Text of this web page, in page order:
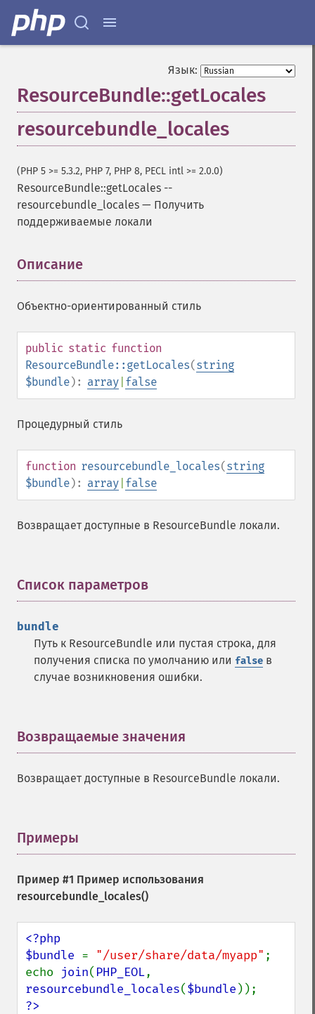
Язык:
ResourceBundle::getLocales
resourcebundle_locales
(PHP 5 >= 5.3.2, PHP 7, PHP 8, PECL intl >= 2.0.0)
ResourceBundle::getLocales --
resourcebundle_locales — Получить
поддерживаемые локали
Описание
Объектно-ориентированный стиль
public static function
ResourceBundle::getLocales(string
$bundle): array false
Процедурный стиль
function resourcebundle_locales(string
$bundle): array false
Возвращает доступные в ResourceBundle локали.
Список параметров
bundle
Путь к ResourceBundle или пустая строка, для
получения списка по умолчанию или false в
случае возникновения ошибки.
Возвращаемые значения
Возвращает доступные в ResourceBundle локали.
Примеры
Пример #1 Пример использования
resourcebundle_locales()
<?php
$bundle = "/user/share/data/myapp" ;
echo join( PHP_EOL
resourcebundle_locales($bundle
?>